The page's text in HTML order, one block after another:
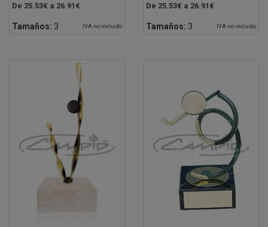
De 25.53€ a 26.91€
Tamaños: 3 IVA no incluido
De 25.53€ a 26.91€
Tamaños: 3 IVA no incluido